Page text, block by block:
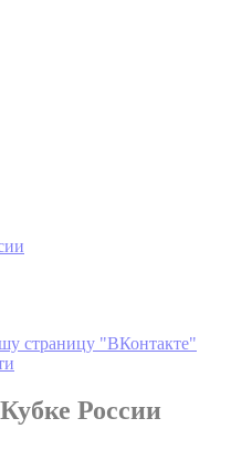
страницу "ВКонтакте"
России